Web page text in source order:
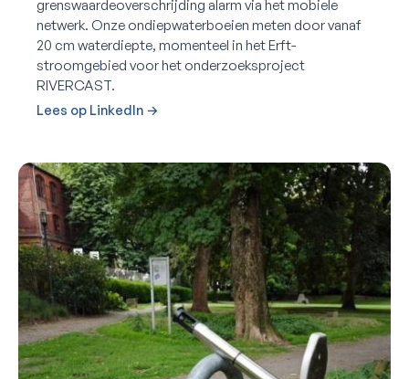
grenswaardeoverschrijding alarm via het mobiele
netwerk. Onze ondiepwaterboeien meten door vanaf
20 cm waterdiepte, momenteel in het Erft-
stroomgebied voor het onderzoeksproject
RIVERCAST.
Lees op LinkedIn →